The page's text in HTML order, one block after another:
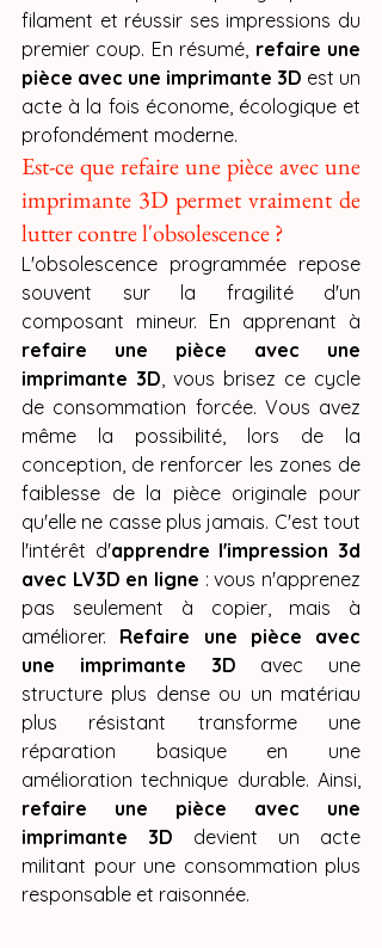
filament et réussir ses impressions du
premier coup. En résumé, refaire une
pièce avec une imprimante 3D est un
acte à la fois économe, écologique et
profondément moderne.
Est-ce que refaire une pièce avec une
imprimante 3D permet vraiment de
lutter contre l'obsolescence ?
L'obsolescence programmée repose
souvent sur la fragilité d'un
refaire une pièce avec une
imprimante 3D, vous brisez ce cycle
de consommation forcée. Vous avez
même la possibilité, lors de la
conception, de renforcer les zones de
faiblesse de la pièce originale pour
qu'elle ne casse plus jamais. C'est tout
l'intérêt d'apprendre l'impression 3d
avec LV3D en ligne : vous n'apprenez
pas seulement à copier, mais à
améliorer. Refaire une pièce avec
une imprimante 3D avec une
structure plus dense ou un matériau
plus résistant transforme une
réparation basique en une
refaire une pièce avec une
imprimante 3D devient un acte
militant pour une consommation plus
responsable et raisonnée.